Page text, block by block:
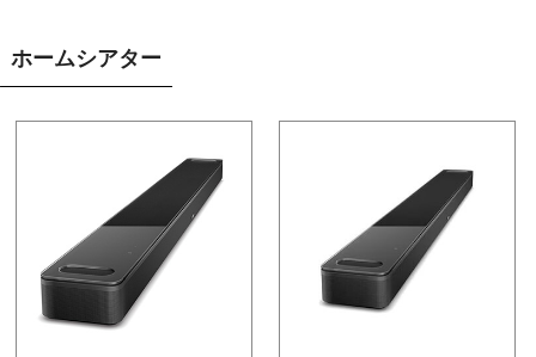
ホームシアター